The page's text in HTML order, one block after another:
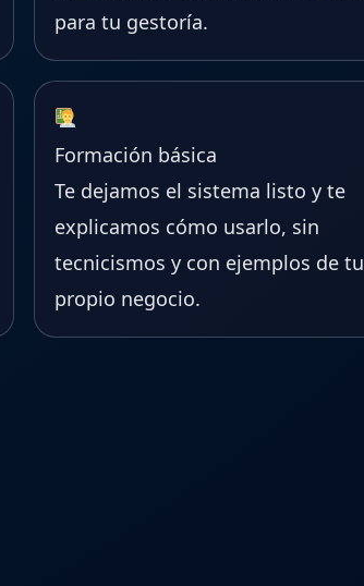
para tu gestoría.
Formación básica
Te dejamos el sistema listo y te
explicamos cómo usarlo, sin
tecnicismos y con ejemplos de tu
propio negocio.